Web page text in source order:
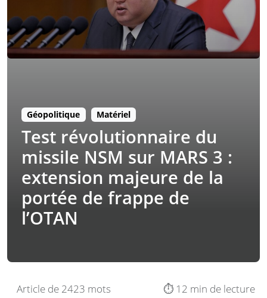
Géopolitique Matériel
Test révolutionnaire du
missile NSM sur MARS 3 :
extension majeure de la
portée de frappe de
l’OTAN
Article de 2423 mots ⏱️ 12 min de lecture